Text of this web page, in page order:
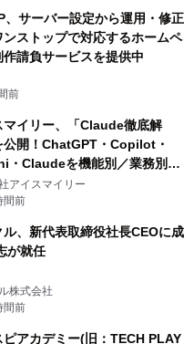
、サーバー設定から運用・修正
ンストップで対応するホームペ
作請負サービスを提供中
前
マイリー、「Claude徹底解
公開！ChatGPT・Copilot・
・Claudeを機能別／業務別に
社に合う生成AIの選び方がわ
ガイド
アイスマイリー
間前
ル、新代表取締役社長CEOに成
が就任
株式会社
間前
ピアカデミー(旧：TECH PLAY